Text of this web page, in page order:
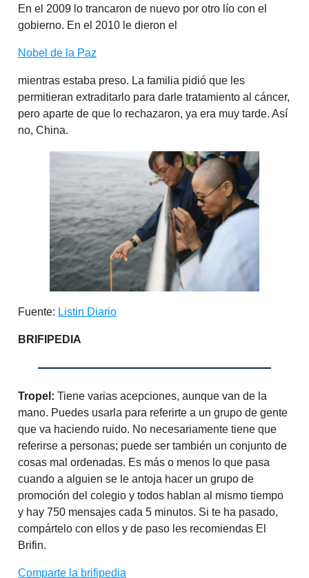
En el 2009 lo trancaron de nuevo por otro lío con el
gobierno. En el 2010 le dieron el
Nobel de la Paz
mientras estaba preso. La familia pidió que les
permitieran extraditarlo para darle tratamiento al cáncer,
pero aparte de que lo rechazaron, ya era muy tarde. Así
no, China.
Fuente: Listin Diario
BRIFIPEDIA
Tropel: Tiene varias acepciones, aunque van de la
mano. Puedes usarla para referirte a un grupo de gente
que va haciendo ruido. No necesariamente tiene que
referirse a personas; puede ser también un conjunto de
cosas mal ordenadas. Es más o menos lo que pasa
cuando a alguien se le antoja hacer un grupo de
promoción del colegio y todos hablan al mismo tiempo
y hay 750 mensajes cada 5 minutos. Si te ha pasado,
compártelo con ellos y de paso les recomiendas El
Brifin.
Comparte la brifipedia